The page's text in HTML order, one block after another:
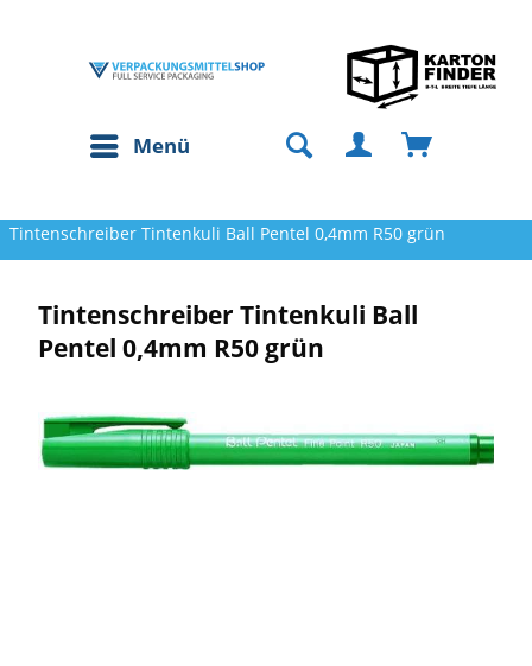
Menü
Tintenschreiber Tintenkuli Ball Pentel 0,4mm R50 grün
Tintenschreiber Tintenkuli Ball
Pentel 0,4mm R50 grün